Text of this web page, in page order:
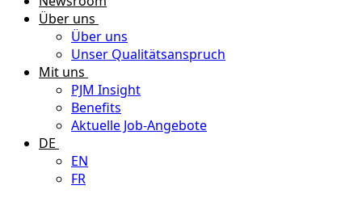
Über uns
Über uns
Unser Qualitätsanspruch
Mit uns
PJM Insight
Benefits
Aktuelle Job-Angebote
DE
EN
FR